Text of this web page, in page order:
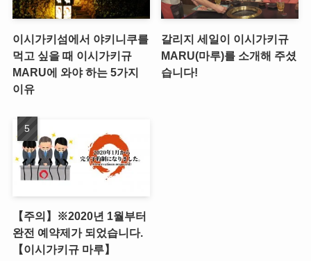
이시가키섬에서 야키니쿠를
먹고 싶을 때 이시가키규
MARU에 와야 하는 5가지
이유
갈리지 세일이 이시가키규
MARU(마루)를 소개해 주셨
습니다!
【주의】※2020년 1월부터
완전 예약제가 되었습니다.
【이시가키규 마루】